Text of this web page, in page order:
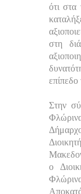
ότι στα
στη
Στην
ο